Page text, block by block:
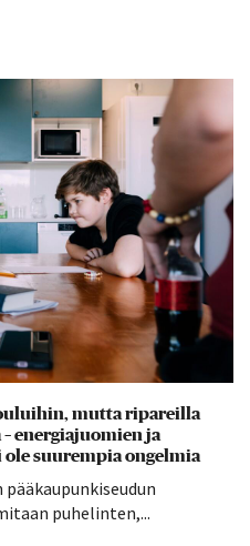
mutta ripareilla
energiajuomien ja
suurempia ongelmia
puhelinten,...